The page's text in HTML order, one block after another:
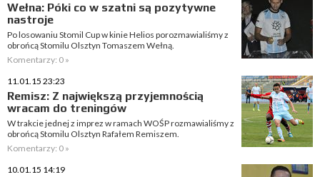
Wełna: Póki co w szatni są pozytywne
nastroje
Po losowaniu Stomil Cup w kinie Helios porozmawialiśmy z
obrońcą Stomilu Olsztyn Tomaszem Wełną.
Komentarzy: 0 »
11.01.15 23:23
Remisz: Z największą przyjemnością
wracam do treningów
W trakcie jednej z imprez w ramach WOŚP rozmawialiśmy z
obrońcą Stomilu Olsztyn Rafałem Remiszem.
Komentarzy: 0 »
10.01.15 14:19